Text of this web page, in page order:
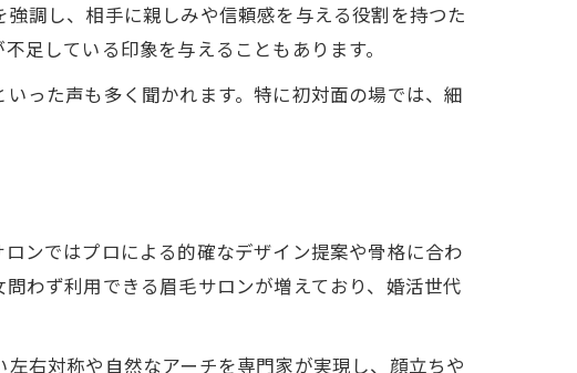
調し、相手に親しみや信頼感を与える役割を持つた
足している印象を与えることもあります。
った声も多く聞かれます。特に初対面の場では、細
ンではプロによる的確なデザイン提案や骨格に合わ
わず利用できる眉毛サロンが増えており、婚活世代
右対称や自然なアーチを専門家が実現し、顔立ちや